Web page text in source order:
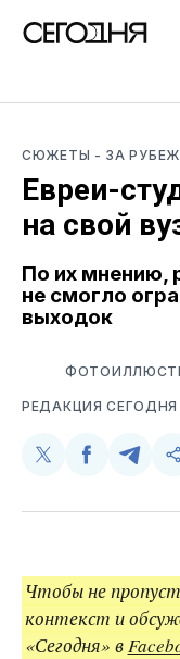
СЮЖЕТЫ - ЗА
Евреи-
на свой
По их мнению,
не смогло
выходок
РЕДАКЦИЯ СЕГОДНЯ
Поделиться
Twitter
Поделиться
Facebook
Чтобы не
контекст и
«Сегодня» в